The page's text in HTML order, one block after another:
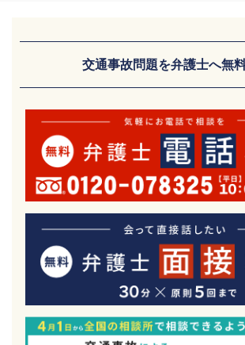
交通事故問題を弁護士へ無